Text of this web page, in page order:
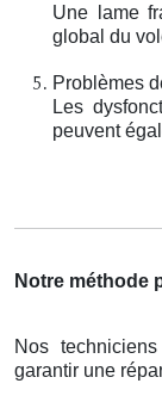
Une lame
global du
Problèmes
Les
peuvent
Notre méthode
Nos
garantir une